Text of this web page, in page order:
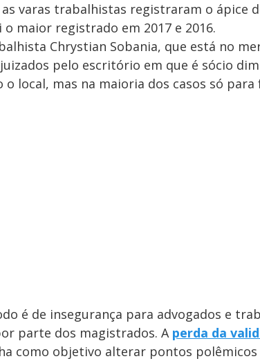
varas trabalhistas registraram o ápice
o maior registrado em 2017 e 2016.
Chrystian Sobania, que está no
pelo escritório em que é sócio
local, mas na maioria dos casos só para
é de insegurança para advogados e
parte dos magistrados. A perda da
como objetivo alterar pontos